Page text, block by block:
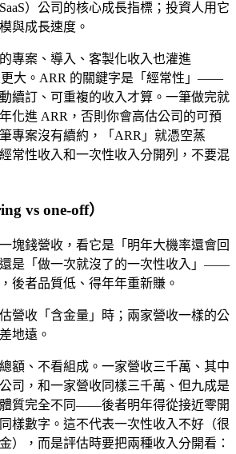
）公司的核心成長指標；投資人用它
與成長速度。
專案、導入、客製化收入也灌進
大。ARR 的關鍵字是「經常性」——
續訂、可重複的收入才算。一筆做完就
化進 ARR，否則你會高估公司的可預
專案沒有續約，「ARR」就憑空蒸
常性收入和一次性收入分開列，不要混
vs one-off）
塊錢營收，看它是「明年大機率還會回
是「做一次就沒了的一次性收入」——
後者品質低、得年年重新賺。
營收「含金量」時；兩家營收一樣的公
地遠。
額、不看組成。一家營收三千萬、其中
司，和一家營收同樣三千萬、但九成是
質完全不同——後者明年得從接近零開
樣數字。這不代表一次性收入不好（很
），而是評估時要把兩種收入分開看：